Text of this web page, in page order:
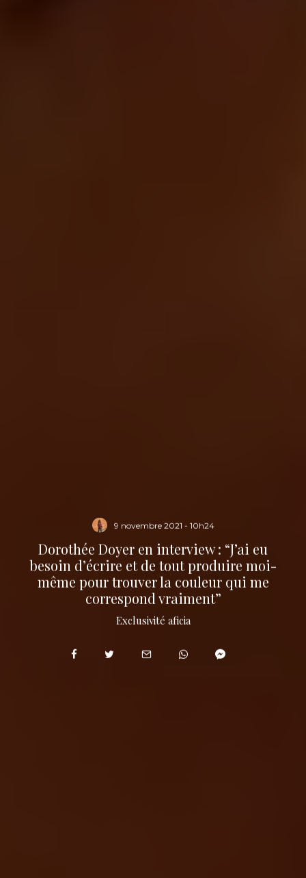
9 novembre 2021 - 10h24
Dorothée Doyer en interview : “J’ai eu
besoin d’écrire et de tout produire moi-
même pour trouver la couleur qui me
correspond vraiment”
Exclusivité aficia